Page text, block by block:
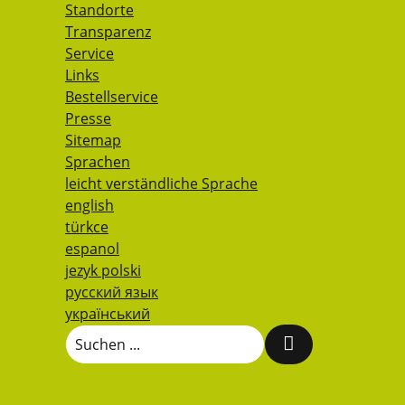
Standorte
Transparenz
Service
Links
Bestellservice
Presse
Sitemap
Sprachen
leicht verständliche Sprache
english
türkce
espanol
jezyk polski
русский язык
український